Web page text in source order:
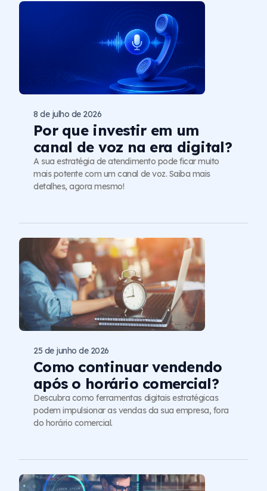
Por que investir em um
canal de voz na era digital?
8 de julho de 2026
A sua estratégia de atendimento pode ficar muito
mais potente com um canal de voz. Saiba mais
detalhes, agora mesmo!
Como continuar vendendo
após o horário comercial?
25 de junho de 2026
Descubra como ferramentas digitais estratégicas
podem impulsionar as vendas da sua empresa, fora
do horário comercial.